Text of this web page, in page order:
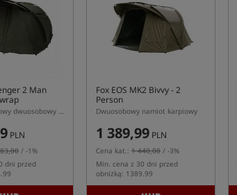
2 Man
Namiot karpiowy dwuosobowy z narzutą
PLN
/ -1%
dni przed
Fox EOS MK2 Bivvy - 2
Person
Dwuosobowy namiot karpiowy
1 389,99 PLN
Cena kat.: 1 440,00 / -3%
Min. cena z 30 dni przed
obniżką: 1389.99